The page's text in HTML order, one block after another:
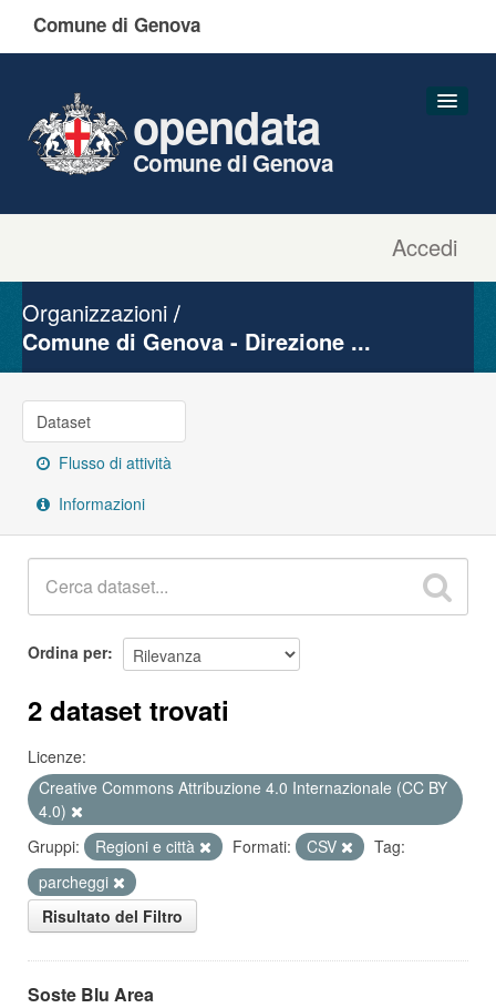
Comune di Genova
Accedi
opendata
Comune di Genova
Gruppi
Organizzazioni
Comune di Genova - Direzione ...
Dataset
Flusso di attività
Informazioni
Ordina per
2 dataset trovati
Licenze:
Creative Commons Attribuzione 4.0 Internazionale (CC BY
4.0)
Gruppi:
Regioni e città Formati: CSV
Tag:
parcheggi
Risultato del Filtro
Soste Blu Area